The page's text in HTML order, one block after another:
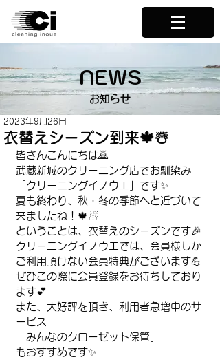
NEWS
お知らせ
衣替えシーズン到来🍁☃️
2023年9月26日
皆さんこんにちは🙇
武蔵新城のクリーニング店でお馴染み
「クリーニングイノウエ」です✨️
夏も終わり、秋・冬の季節へと近づいて
来ましたね！🍁☃
ということは、衣替えのシーズンです🎉
クリーニングイノウエでは、会員様しか
ご利用頂けない会員特典がございます💪
ぜひこの際に会員登録をお待ちしており
ます💕
また、大好評を頂き、利用者急増中のサ
ービス
「みんなのクローゼット保管」
もおすすめです✨️